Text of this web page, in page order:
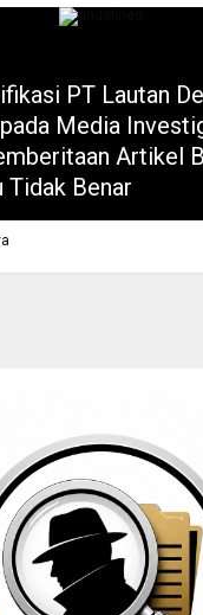
PT Lautan
Media
Artikel
Tidak Benar